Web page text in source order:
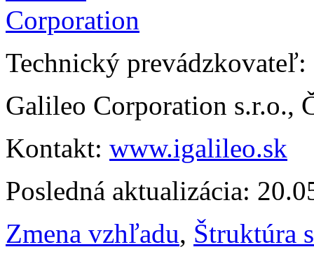
Technický prevádzkovateľ:
Galileo Corporation s.r.o.,
Kontakt: www.igalileo.sk
Posledná aktualizácia:
Zmena vzhľadu, Štruktúra